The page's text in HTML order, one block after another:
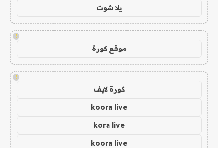
يلا شوت
!
موقع كورة
!
كورة لايف
koora live
kora live
koora live